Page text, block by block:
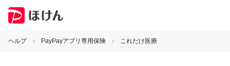
ヘルプ PayPayアプリ専用保険 これだけ医療